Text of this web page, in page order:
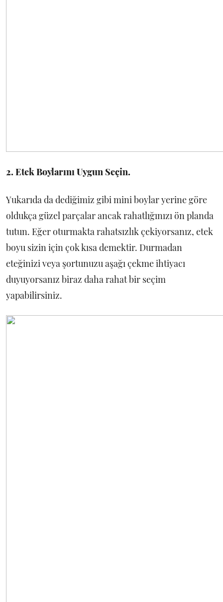
2. Etek Boylarını Uygun Seçin.
Yukarıda da dediğimiz gibi mini boylar yerine göre
oldukça güzel parçalar ancak rahatlığınızı ön planda
tutun. Eğer oturmakta rahatsızlık çekiyorsanız, etek
boyu sizin için çok kısa demektir. Durmadan
eteğinizi veya şortunuzu aşağı çekme ihtiyacı
duyuyorsanız biraz daha rahat bir seçim
yapabilirsiniz.